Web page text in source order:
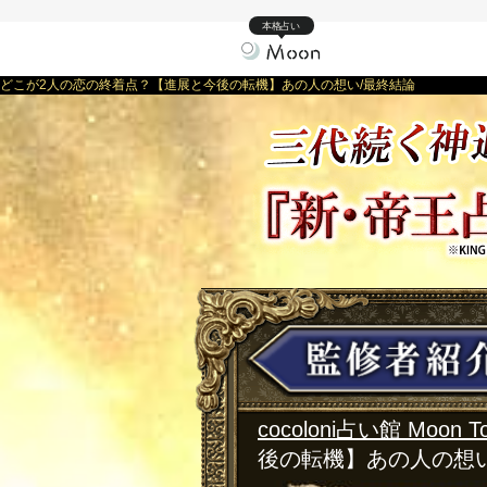
本格占い
どこが2人の恋の終着点？【進展と今後の転機】あの人の想い/最終結論
cocoloni占い館 Moon
後の転機】あの人の想